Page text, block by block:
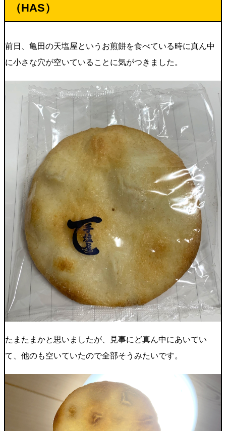
（HAS）
前日、亀田の天塩屋というお煎餅を食べている時に真ん中
に小さな穴が空いていることに気がつきました。
たまたまかと思いましたが、見事にど真ん中にあいてい
て、他のも空いていたので全部そうみたいです。